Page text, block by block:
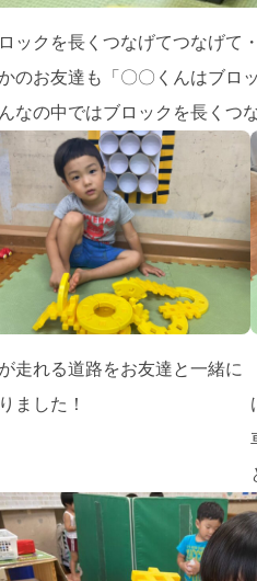
ックを長くつなげてつなげて
のお友達も「〇〇くんはブロ
なの中ではブロックを長くつ
走れる道路をお友達と一緒に
ました！